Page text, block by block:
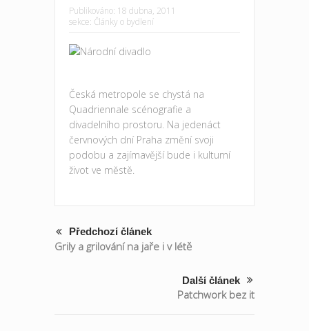
Publikováno: 18 dubna, 2011
sekce: Články o bydlení
Česká metropole se chystá na
Quadriennale scénografie a
divadelního prostoru. Na jedenáct
červnových dní Praha změní svoji
podobu a zajímavější bude i kulturní
život ve městě.
Předchozí článek
Grily a grilování na jaře i v létě
Další článek
Patchwork bez it